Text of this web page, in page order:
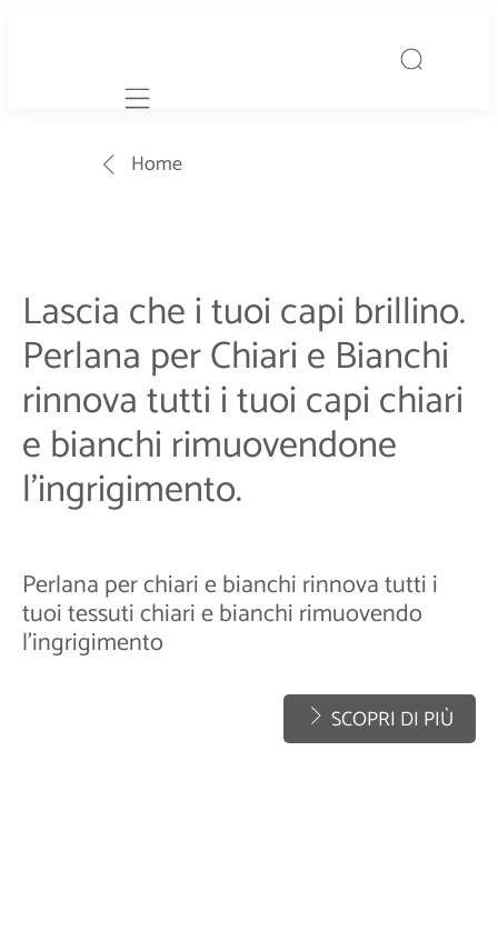
Mobile navigation
Home
Lascia che i tuoi capi brillino.
Perlana per Chiari e Bianchi
rinnova tutti i tuoi capi chiari
e bianchi rimuovendone
l'ingrigimento.
Perlana per chiari e bianchi rinnova tutti i
tuoi tessuti chiari e bianchi rimuovendo
l'ingrigimento
SCOPRI DI PIÙ